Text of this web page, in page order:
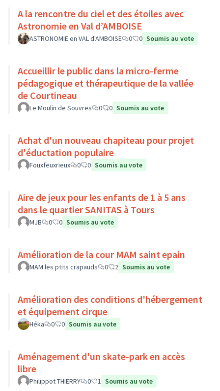
A la rencontre du ciel et des étoiles avec
Astronomie en Val d’AMBOISE
ASTRONOMIE en VAL d'AMBOISE 0 0 Soumis au vote
Accueillir le public dans la micro-ferme
pédagogique et thérapeutique de la vallée
de Courtineau
Le Moulin de Souvres 0 0 Soumis au vote
Achat d'un nouveau chapiteau pour projet
d'éductation populaire
Fouxfeuxrieux 0 0 Soumis au vote
Aire de jeux pour les enfants de 1 à 5 ans
dans le quartier SANITAS à Tours
MJB 0 0 Soumis au vote
Amélioration de la cour MAM saint epain
MAM les ptits crapauds 0 2 Soumis au vote
Amélioration des conditions d'hébergement
et équipement cirque
Héka 0 0 Soumis au vote
Aménagement d'un skate-park en accès
libre
Philippot THIERRY 0 1 Soumis au vote